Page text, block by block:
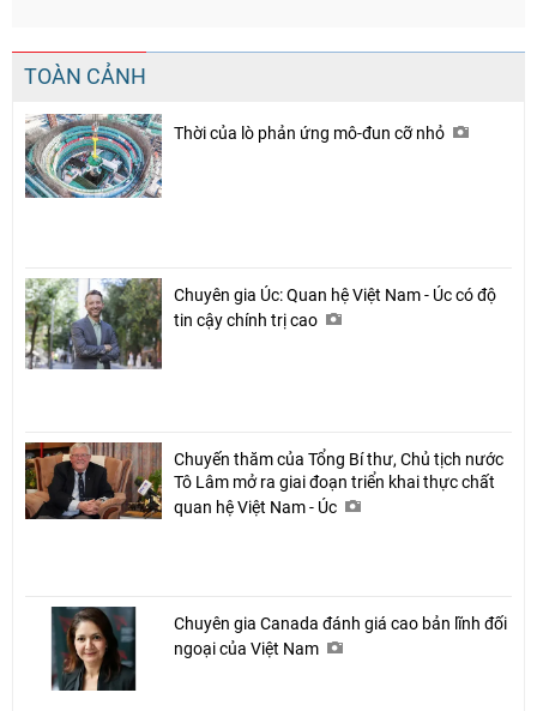
TOÀN CẢNH
Thời của lò phản ứng mô-đun cỡ nhỏ
Chuyên gia Úc: Quan hệ Việt Nam - Úc có độ
tin cậy chính trị cao
Chuyến thăm của Tổng Bí thư, Chủ tịch nước
Tô Lâm mở ra giai đoạn triển khai thực chất
quan hệ Việt Nam - Úc
Chuyên gia Canada đánh giá cao bản lĩnh đối
ngoại của Việt Nam